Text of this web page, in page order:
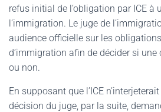
refus initial de l’obligation par ICE à
l’immigration. Le juge de
audience officielle sur les
d’immigration afin de décider si
ou non.
En supposant que l’ICE
décision du juge, par la suite,